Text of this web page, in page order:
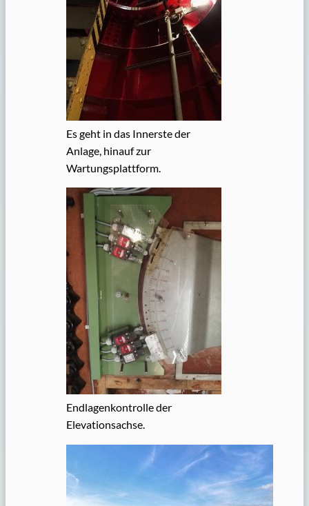
Es geht in das Innerste der
Anlage, hinauf zur
Wartungsplattform.
Endlagenkontrolle der
Elevationsachse.